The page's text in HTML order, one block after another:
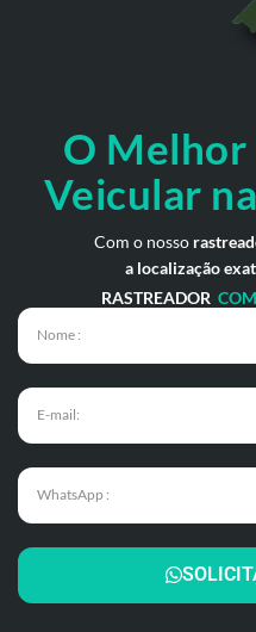
O Melhor
Veicular
Com o nosso
a localização
RASTREADOR